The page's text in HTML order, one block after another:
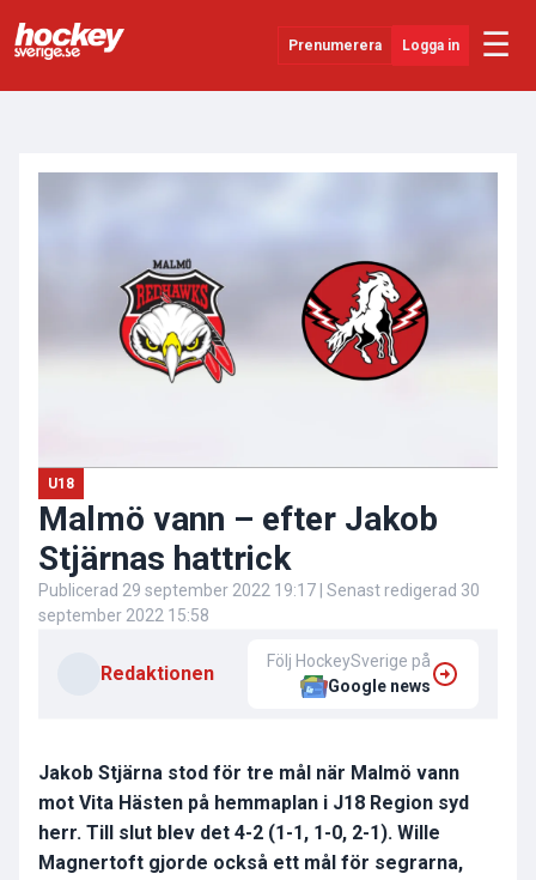
Prenumerera Logga in ☰
U18
Malmö vann – efter Jakob
Stjärnas hattrick
Publicerad 29 september 2022 19:17 | Senast redigerad 30
september 2022 15:58
Redaktionen
Följ HockeySverige på
Google news
Jakob Stjärna stod för tre mål när Malmö vann
mot Vita Hästen på hemmaplan i J18 Region syd
herr. Till slut blev det 4-2 (1-1, 1-0, 2-1). Wille
Magnertoft gjorde också ett mål för segrarna,